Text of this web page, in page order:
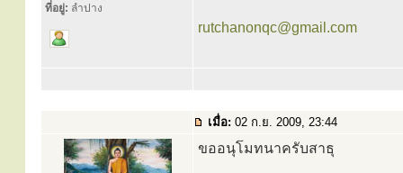
ที่อยู่: ลำปาง
rutchanonqc@gmail.com
เมื่อ: 02 ก.ย. 2009, 23:44
ขออนุโมทนาครับสาธุ